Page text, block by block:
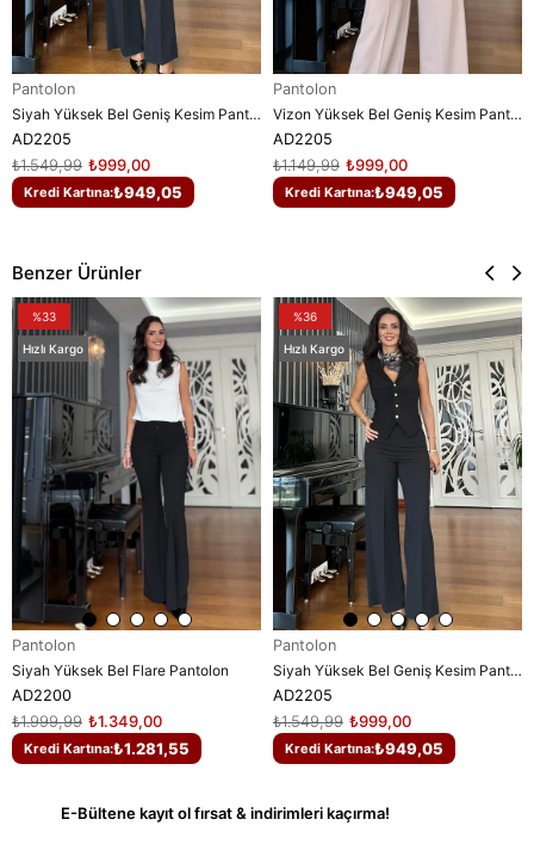
Pantolon
Siyah Yüksek Bel Geniş Kesim Pantolon
AD2205
₺999,00
₺1.549,99
Kredi Kartına:₺949,05
Pantolon
Vizon Yüksek Bel Geniş Kesim Pantolon
AD2205
₺999,00
₺1.149,99
Kredi Kartına:₺949,05
Benzer Ürünler
Pantolon
Siyah Yüksek Bel Flare Pantolon
AD2200
₺1.349,00
₺1.999,99
Kredi Kartına:₺1.281,55
%33
Hızlı Kargo
Pantolon
Siyah Yüksek Bel Geniş Kesim Pantolon
AD2205
₺999,00
₺1.549,99
Kredi Kartına:₺949,05
%36
Hızlı Kargo
E-Bültene kayıt ol fırsat & indirimleri kaçırma!